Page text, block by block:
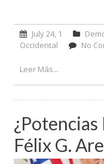
July 24, 1
Occidental
No
Leer Más...
Félix G.